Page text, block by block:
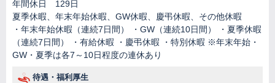
年間休日 129日
夏季休暇、年末年始休暇、GW休暇、慶弔休暇、その他休暇
・年末年始休暇（連続7日間） ・GW（連続10日間） ・夏季休暇
（連続7日間） ・有給休暇 ・慶弔休暇 ・特別休暇 ※年末年始・
GW・夏季は各7～10日程度の連休あり
待遇・福利厚生